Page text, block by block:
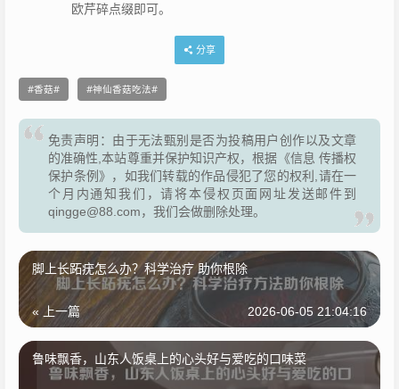
欧芹碎点缀即可。
分享
香菇 神仙香菇吃法
免责声明：由于无法甄别是否为投稿用户创作以及文章
的准确性,本站尊重并保护知识产权，根据《信息 传播权
保护条例》，如我们转载的作品侵犯了您的权利,请在一
个月内通知我们，请将本侵权页面网址发送邮件到
qingge@88.com，我们会做删除处理。
脚上长跖疣怎么办？科学治疗 助你根除
« 上一篇 2026-06-05 21:04:16
鲁味飘香，山东人饭桌上的心头好与爱吃的口味菜